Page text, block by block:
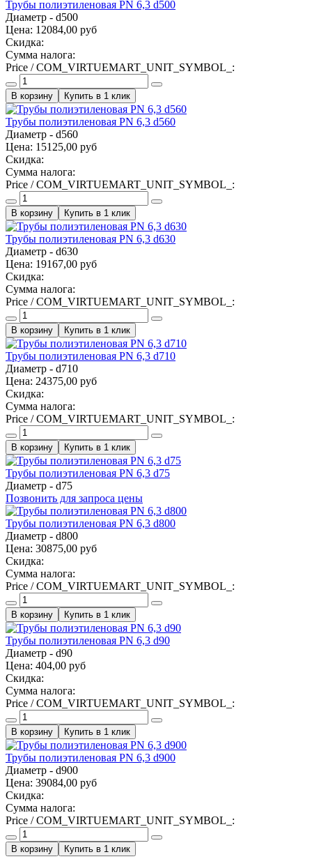
Трубы полиэтиленовая PN 6,3 d500
Диаметр - d500
Цена: 12084,00 руб
Скидка:
Сумма налога:
Price / COM_VIRTUEMART_UNIT_SYMBOL_:
Купить в 1 клик
Трубы полиэтиленовая PN 6,3 d560
Диаметр - d560
Цена: 15125,00 руб
Скидка:
Сумма налога:
Price / COM_VIRTUEMART_UNIT_SYMBOL_:
Купить в 1 клик
Трубы полиэтиленовая PN 6,3 d630
Диаметр - d630
Цена: 19167,00 руб
Скидка:
Сумма налога:
Price / COM_VIRTUEMART_UNIT_SYMBOL_:
Купить в 1 клик
Трубы полиэтиленовая PN 6,3 d710
Диаметр - d710
Цена: 24375,00 руб
Скидка:
Сумма налога:
Price / COM_VIRTUEMART_UNIT_SYMBOL_:
Купить в 1 клик
Трубы полиэтиленовая PN 6,3 d75
Диаметр - d75
Позвонить для запроса цены
Трубы полиэтиленовая PN 6,3 d800
Диаметр - d800
Цена: 30875,00 руб
Скидка:
Сумма налога:
Price / COM_VIRTUEMART_UNIT_SYMBOL_:
Купить в 1 клик
Трубы полиэтиленовая PN 6,3 d90
Диаметр - d90
Цена: 404,00 руб
Скидка:
Сумма налога:
Price / COM_VIRTUEMART_UNIT_SYMBOL_:
Купить в 1 клик
Трубы полиэтиленовая PN 6,3 d900
Диаметр - d900
Цена: 39084,00 руб
Скидка:
Сумма налога:
Price / COM_VIRTUEMART_UNIT_SYMBOL_:
Купить в 1 клик